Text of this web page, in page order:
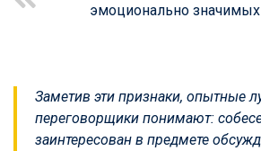
эмоционально значимых
Заметив эти признаки, опытные
переговорщики понимают:
заинтересован в предмете